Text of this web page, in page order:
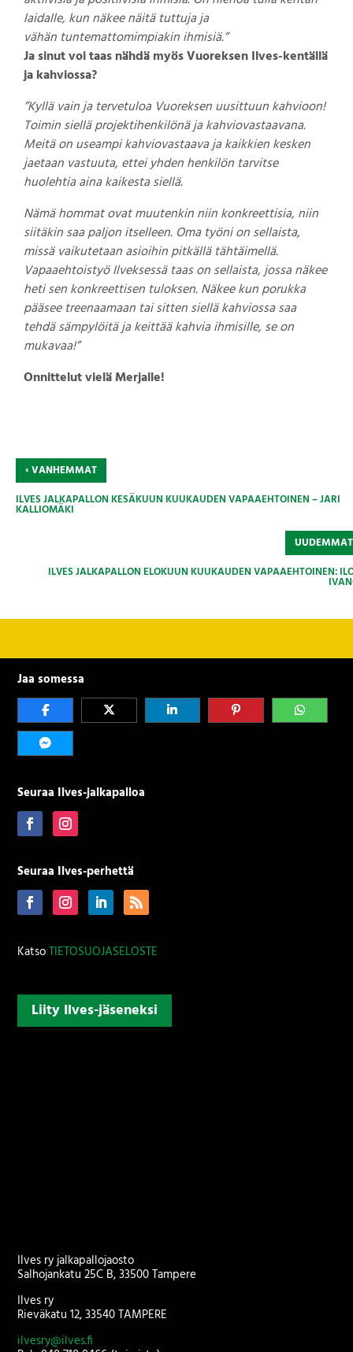
laidalle, kun näkee näitä tuttuja ja
vähän tuntemattomimpiakin ihmisiä.”
Ja sinut voi taas nähdä myös Vuoreksen Ilves-kentällä
ja kahviossa?
”Kyllä vain ja tervetuloa Vuoreksen uusittuun kahvioon!
Toimin siellä projektihenkilönä ja kahviovastaavana.
Meitä on useampi kahviovastaava ja kaikkien kesken
jaetaan vastuuta, ettei yhden henkilön tarvitse
huolehtia aina kaikesta siellä.
Nämä hommat ovat muutenkin niin konkreettisia, niin
siitäkin saa paljon itselleen. Oma työni on sellaista,
missä vaikutetaan asioihin pitkällä tähtäimellä.
Vapaaehtoistyö Ilveksessä taas on sellaista, jossa näkee
heti sen konkreettisen tuloksen. Näkee kun porukka
pääsee treenaamaan tai sitten siellä kahviossa saa
tehdä sämpylöitä ja keittää kahvia ihmisille, se on
mukavaa!”
Onnittelut vielä Merjalle!
‹VANHEMMAT
ILVES JALKAPALLON KESÄKUUN KUUKAUDEN VAPAAEHTOINEN – JARI
KALLIOMÄKI
ILVES JALKAPALLON ELOKUUN KUUKAUDEN VAPAAEHTOINEN:
Jaa somessa
Seuraa Ilves-jalkapalloa
Seuraa Ilves-perhettä
KatsoTIETOSUOJASELOSTE
Liity Ilves-jäseneksi
Ilves ry jalkapallojaosto
Salhojankatu 25C B, 33500 Tampere
Ilves ry
Rieväkatu 12, 33540 TAMPERE
ilvesry@ilves.fi